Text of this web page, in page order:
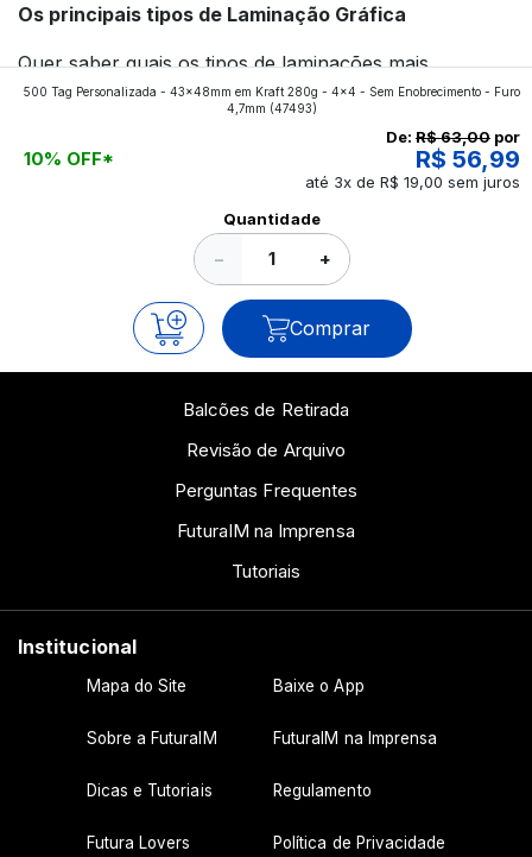
Os principais tipos de Laminação Gráfica
Quer saber quais os tipos de laminações mais
aplicados nos impressos da gráfica FuturaIM? Então,
continue a leitura que vamos revelar para você!
500 Tag Personalizada - 43x48mm em Kraft 280g - 4x4 - Sem Enobrecimento - Furo
4,7mm (47493)
10% OFF*
De: R$ 63,00 por
R$ 56,99
até 3x de R$ 19,00 sem juros
Quantidade
− +
Comprar
Balcões de Retirada
Revisão de Arquivo
Perguntas Frequentes
FuturaIM na Imprensa
Tutoriais
Institucional
Mapa do Site Baixe o App
Sobre a FuturaIM FuturaIM na Imprensa
Dicas e Tutoriais Regulamento
Futura Lovers Política de Privacidade